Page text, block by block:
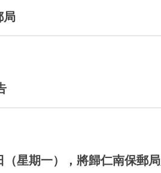
局
星期一），將歸仁南保郵